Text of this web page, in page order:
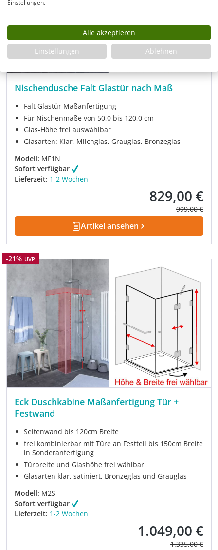
Nischendusche Falt Glastür nach Maß
Falt Glastür Maßanfertigung
Für Nischenmaße von 50,0 bis 120,0 cm
Glas-Höhe frei auswählbar
Glasarten: Klar, Milchglas, Grauglas, Bronzeglas
Modell: MF1N
Sofort verfügbar
Lieferzeit: 1-2 Wochen
Verkaufspreis:
829,00 €
Regulärer
999,00 €
Artikel ansehen
Rabatt
-21% UVP
Eck Duschkabine Maßanfertigung Tür +
Festwand
Seitenwand bis 120cm Breite
frei kombinierbar mit Türe an Festteil bis 150cm Breite
in Sonderanfertigung
Türbreite und Glashöhe frei wählbar
Glasarten klar, satiniert, Bronzeglas und Grauglas
Modell: M2S
Sofort verfügbar
Lieferzeit: 1-2 Wochen
Verkaufspreis:
1.049,00 €
Regulärer
1.335,00 €
Einstellungen.
Alle akzeptieren
Einstellungen
Ablehnen